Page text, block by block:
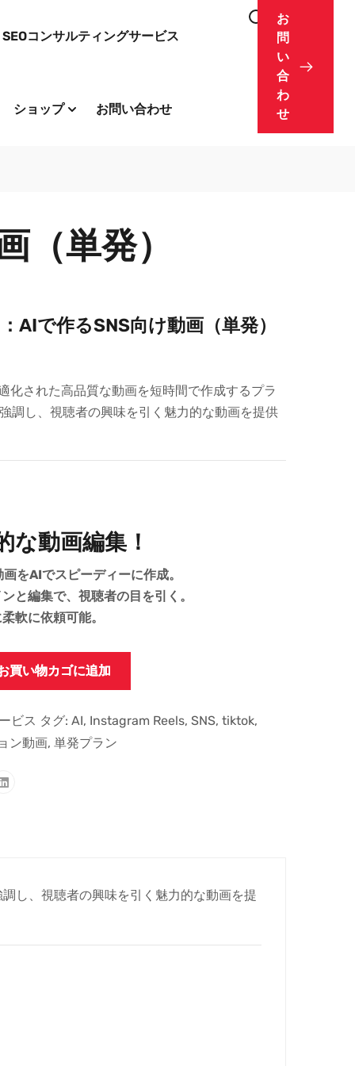
SEOコンサルティングサービス
ショップ お問い合わせ
お
問
い
合
わ
せ
（単発）
AIで作るSNS向け動画（単発）
化された高品質な動画を短時間で作成するプラ
調し、視聴者の興味を引く魅力的な動画を提供
な動画編集！
をAIでスピーディーに作成。
と編集で、視聴者の目を引く。
軟に依頼可能。
買い物カゴに追加
ビス タグ: AI, Instagram Reels, SNS, tiktok,
ン動画, 単発プラン
し、視聴者の興味を引く魅力的な動画を提